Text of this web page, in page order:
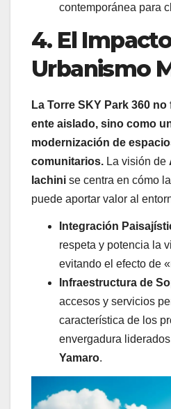
contemporánea para
4. El
Urbanismo
La Torre SKY Park 360
ente aislado, sino como
modernización de
comunitarios. La visión de
Iachini se centra en cómo
puede aportar valor al
Integración
respeta y potencia la
evitando el efecto de
Infraestructura de
accesos y servicios
característica de los
envergadura
Yamaro.